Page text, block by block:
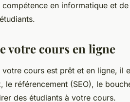
en informatique et
votre cours en ligne
cours est prêt et en ligne, il
le référencement (SEO), le
des étudiants à votre cours.